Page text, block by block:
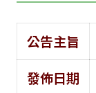
公告主旨
發佈日期